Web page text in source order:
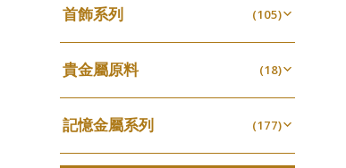
梅花迫系列 (19)
平臺迫系列 (74)
綫拍系列 (42)
美拍系列 (16)
耳針系列 (6)
耳環扣系列
調節珠系列
生圈扣系列
鴨俐制系列
其他類配件 (161)
珠盤系列 (16)
袖口鈕系列 (7)
焊片及鐳射綫 (2)
空心車花管 (19)
其他 (104)
無孔光身珠 (7)
無孔批花珠
六爪頭系列 (41)
車花片 (35)
動感車花片 (20)
鑲口戒指 (16)
鑲口手鏈系列 (146)
首飾系列 (105)
手镯系列 (8)
戒指系列 (8)
空心耳環 (27)
空心车花管首饰链 (15)
空心手鐲系列 (8)
貴金屬原料 (18)
千足金 (18)
記憶金屬系列 (177)
記憶戒指 (30)